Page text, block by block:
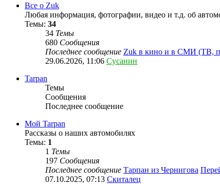
Все о Zuk
Любая информация, фотографии, видео и т.д. об
Темы: 34
34 Темы
680 Сообщения
Последнее сообщение Zuk в кино и в СМИ (ТВ,
29.06.2026, 11:06 Сусанин
Tarpan
Темы
Сообщения
Последнее сообщение
Мой Tarpan
Рассказы о наших автомобилях
Темы: 1
1 Темы
197 Сообщения
Последнее сообщение Тарпан из Чернигова
07.10.2025, 07:13 Скиталец